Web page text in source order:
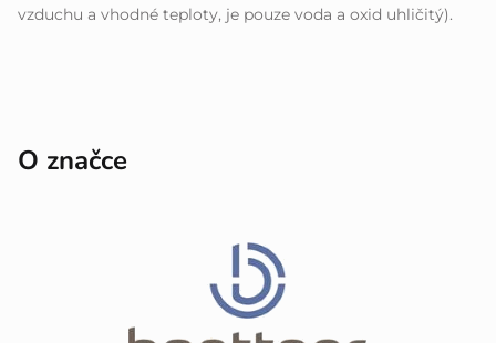
vzduchu a vhodné teploty, je pouze voda a oxid uhličitý).
O značce